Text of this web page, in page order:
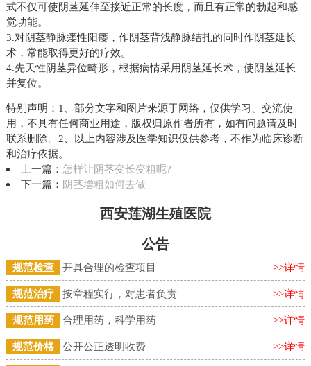
式不仅可使阴茎延伸至接近正常的长度，而且有正常的勃起和感
觉功能。
3.对阴茎静脉瘘性阳痿，作阴茎背浅静脉结扎的同时作阴茎延长
术，常能取得更好的疗效。
4.先天性阴茎异位畸形，根据病情采用阴茎延长术，使阴茎延长
并复位。
特别声明：1、部分文字和图片来源于网络，仅供学习、交流使
用，不具有任何商业用途，版权归原作者所有，如有问题请及时
联系删除。2、以上内容涉及医学知识仅供参考，不作为临床诊断
和治疗依据。
上一篇：怎样让阴茎变长变粗呢?
下一篇： 阴茎增粗如何去做
西安莲湖生殖医院
公告
规范检查 开具合理的检查项目 >>详情
规范治疗 按章程实行，对患者负责 >>详情
规范用药 合理用药，科学用药 >>详情
规范价格 公开公正透明收费 >>详情